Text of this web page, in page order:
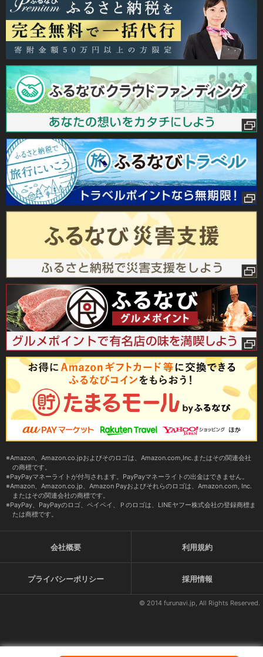
Amazon、Amazon.co.jpおよびそのロゴは、Amazon.com,Inc.またはその関連会社
の商標です。
PayPayマネーライトが付与されます。PayPayマネーライトの出金はできません。
Amazon、Amazon.co.jp、Amazon Payおよびそれらのロゴは、Amazon.com, Inc.
またはその関連会社の商標です。
PayPay、PayPayのロゴ、ペイペイ、Ｐのロゴは、LINEヤフー株式会社の登録商標ま
たは商標です。
会社概要 利用規約
プライバシーポリシー 採用情報
© 2014 furunavi.jp, All Rights Reserved.